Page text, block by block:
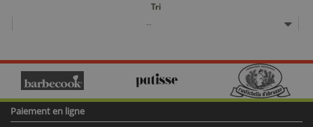
Tri
--
Paiement en ligne